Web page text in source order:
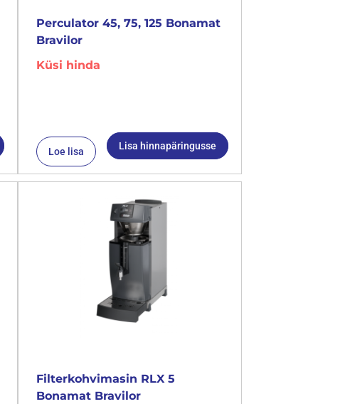
Perculator 45, 75, 125 Bonamat
Bravilor
Küsi hinda
Loe lisa Lisa hinnapäringusse
Filterkohvimasin RLX 5
Bonamat Bravilor